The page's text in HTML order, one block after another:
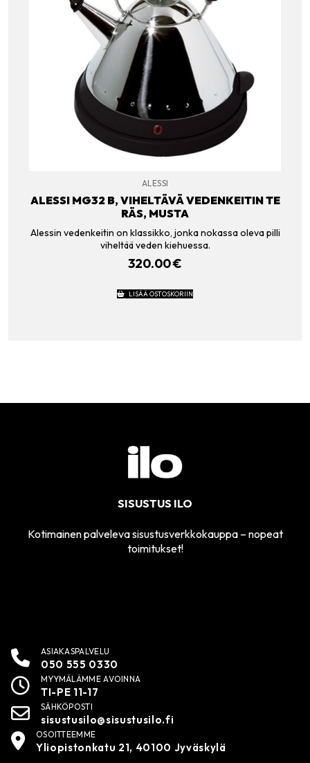
ALESSI
ALESSI MG32 B, VIHELTÄVÄ VEDENKEITIN TE
RÄS, MUSTA
Alessin vedenkeitin on klassikko, jonka nokassa oleva pilli
viheltää veden kiehuessa.
320.00€
LISÄÄ OSTOSKORIIN
SISUSTUS ILO
Kotimainen palveleva sisustusverkkokauppa – nopeat
toimitukset!
ASIAKASPALVELU
050 555 0330
MYYMÄLÄMME AVOINNA
TI-PE 11-17
SÄHKÖPOSTI
sisustusilo@sisustusilo.fi
OSOITTEEMME
Yliopistonkatu 21, 40100 Jyväskylä